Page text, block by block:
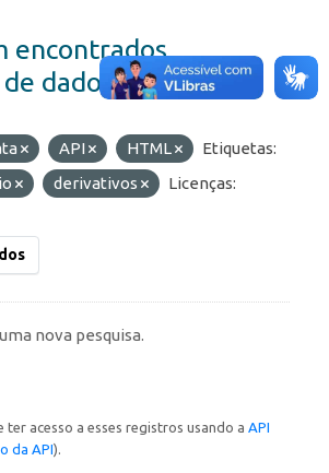
encontrados
dados
API HTML
Etiquetas:
derivativos
Licenças:
nova pesquisa.
ter acesso a esses registros usando a API
da API).